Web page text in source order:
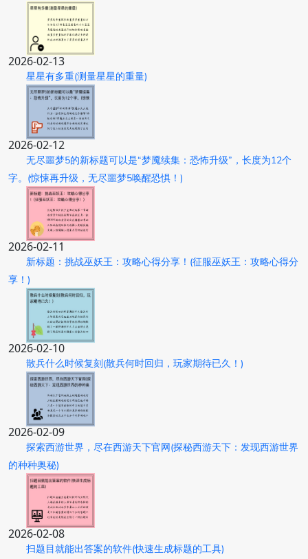
2026-02-13
星星有多重(测量星星的重量)
2026-02-12
无尽噩梦5的新标题可以是“梦魇续集：恐怖升级”，长度为12个
字。(惊悚再升级，无尽噩梦5唤醒恐惧！)
2026-02-11
新标题：挑战巫妖王：攻略心得分享！(征服巫妖王：攻略心得分
享！)
2026-02-10
散兵什么时候复刻(散兵何时回归，玩家期待已久！)
2026-02-09
探索西游世界，尽在西游天下官网(探秘西游天下：发现西游世界
的种种奥秘)
2026-02-08
扫题目就能出答案的软件(快速生成标题的工具)